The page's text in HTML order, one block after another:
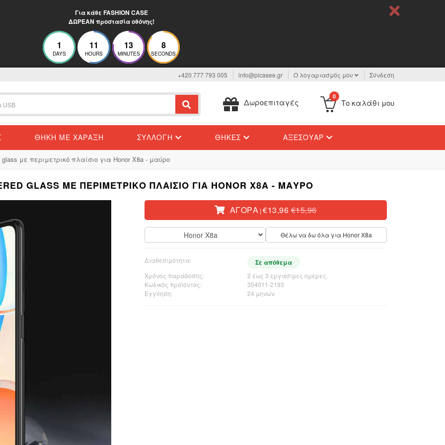
Για κάθε FASHION CASE
ΔΩΡΕΑΝ προστασία οθόνης!
1
DAYS
11
HOURS
13
MINUTES
8
SECONDS
+420 777 793 005 info@picasee.gr Ο λογαριασμός μου Σύνδεση
Δωροεπιταγές
0
Το καλάθι μου
ΘΉΚΗ ΜΕ ΧΆΡΑΞΗ ΣΥΛΛΟΓΉ ΘΉΚΕΣ ΑΞΕΣΟΥΆΡ
glass με περιμετρικό πλαίσιο για Honor X8a - μαύρο
GLASS ΜΕ ΠΕΡΙΜΕΤΡΙΚΌ ΠΛΑΊΣΙΟ ΓΙΑ HONOR X8A - ΜΑΎΡΟ
ΑΓΟΡΆ |€13,96 €15,96
Honor X8a Θέλω να δω όλα για Honor X8a
Διαθεσιμότητα: Σε απόθεμα
Χρόνος παράδοσης:
2 έως 3 εργάσιμες ημέρες.
Κωδικός προϊόντος:
354011-2193
Εγγύηση:
24 μηνών